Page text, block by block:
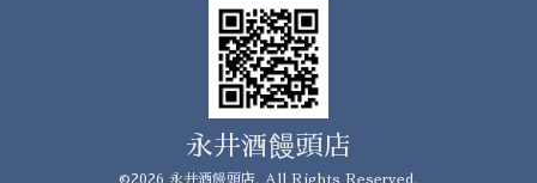
永井酒饅頭店
©2026 永井酒饅頭店. All Rights Reserved.